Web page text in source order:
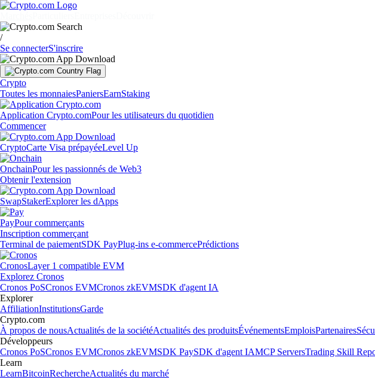
/
Se connecterS'inscrire
Crypto
Toutes les monnaiesPaniersEarnStaking
Application Crypto.comPour les utilisateurs du quotidien
Commencer
CryptoCarte Visa prépayéeLevel Up
OnchainPour les passionnés de Web3
Obtenir l'extension
SwapStakerExplorer les dApps
PayPour commerçants
Inscription commerçant
Terminal de paiementSDK PayPlug-ins e-commercePrédictions
CronosLayer 1 compatible EVM
Explorez Cronos
Cronos PoSCronos EVMCronos zkEVMSDK d'agent IA
Explorer
AffiliationInstitutionsGarde
Crypto.com
À propos de nousActualités de la sociétéActualités des produitsÉvénementsEmploisPartenaires
Développeurs
Cronos PoSCronos EVMCronos zkEVMSDK PaySDK d'agent IAMCP ServersTrading Skill
Learn
LearnBitcoinRechercheActualités du marché